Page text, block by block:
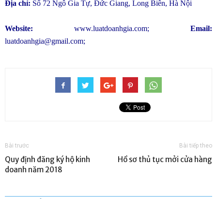
Địa chỉ: Số 72 Ngô Gia Tự, Đức Giang, Long Biên, Hà Nội
Website: www.luatdoanhgia.com; Email:
luatdoanhgia@gmail.com;
Bài trước
Quy định đăng ký hộ kinh
doanh năm 2018
Bài tiếp theo
Hồ sơ thủ tục mởi cửa hàng